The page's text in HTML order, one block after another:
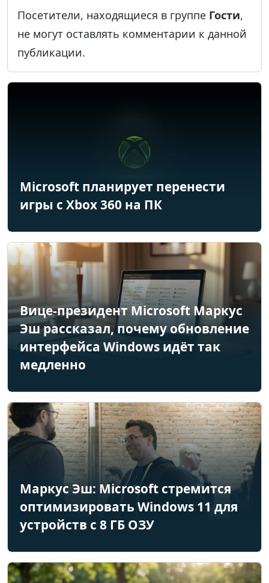
Посетители, находящиеся в группе Гости,
не могут оставлять комментарии к данной
публикации.
Microsoft планирует перенести
игры с Xbox 360 на ПК
Вице-президент Microsoft Маркус
Эш рассказал, почему обновление
интерфейса Windows идёт так
медленно
Маркус Эш: Microsoft стремится
оптимизировать Windows 11 для
устройств с 8 ГБ ОЗУ